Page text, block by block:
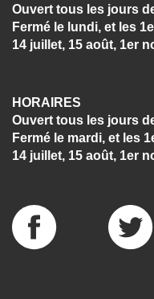
Ouvert tous les jours
Fermé le lundi, et les
14 juillet, 15 août, 1er
HORAIRES
Ouvert tous les jours
Fermé le mardi, et les
14 juillet, 15 août, 1er